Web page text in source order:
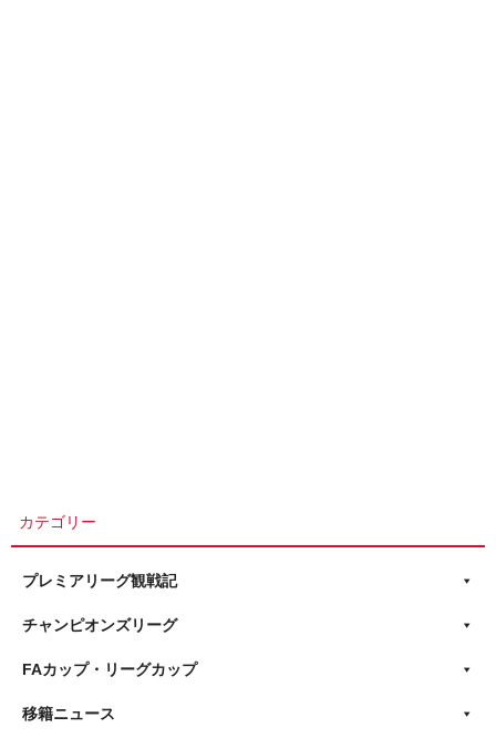
カテゴリー
プレミアリーグ観戦記
チャンピオンズリーグ
FAカップ・リーグカップ
移籍ニュース